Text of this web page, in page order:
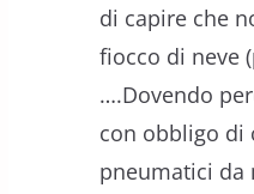
di capire che
fiocco di neve
….Dovendo
con obbligo di
pneumatici da